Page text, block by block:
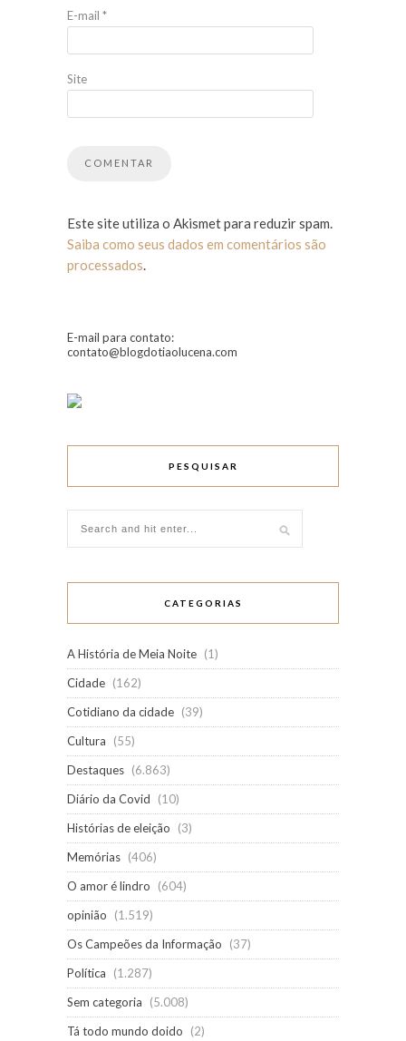
E-mail *
Site
Este site utiliza o Akismet para reduzir spam.
Saiba como seus dados em comentários são
processados.
E-mail para contato:
contato@blogdotiaolucena.com
PESQUISAR
CATEGORIAS
A História de Meia Noite (1)
Cidade (162)
Cotidiano da cidade (39)
Cultura
(55)
Destaques (6.863)
Diário da Covid
(10)
Histórias de eleição
(3)
Memórias (406)
O amor é lindro
(604)
opinião
(1.519)
Os Campeões da Informação
(37)
Política
(1.287)
Sem categoria
(5.008)
Tá todo mundo doido
(2)